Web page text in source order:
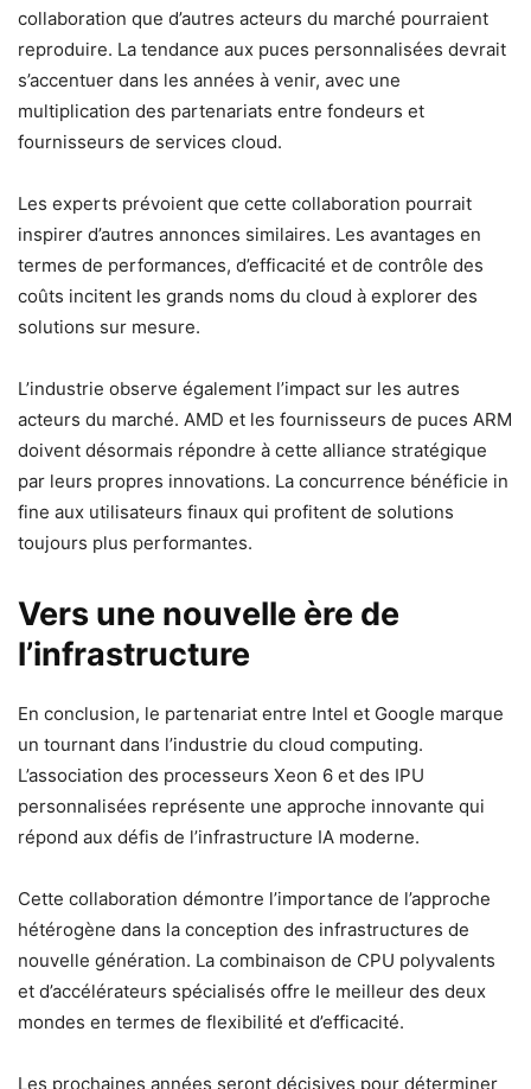
collaboration que d’autres acteurs du marché pourraient
reproduire. La tendance aux puces personnalisées devrait
s’accentuer dans les années à venir, avec une
multiplication des partenariats entre fondeurs et
fournisseurs de services cloud.
Les experts prévoient que cette collaboration pourrait
inspirer d’autres annonces similaires. Les avantages en
termes de performances, d’efficacité et de contrôle des
coûts incitent les grands noms du cloud à explorer des
solutions sur mesure.
L’industrie observe également l’impact sur les autres
acteurs du marché. AMD et les fournisseurs de puces ARM
doivent désormais répondre à cette alliance stratégique
par leurs propres innovations. La concurrence bénéficie in
fine aux utilisateurs finaux qui profitent de solutions
toujours plus performantes.
Vers une nouvelle ère de
l’infrastructure
En conclusion, le partenariat entre Intel et Google marque
un tournant dans l’industrie du cloud computing.
L’association des processeurs Xeon 6 et des IPU
personnalisées représente une approche innovante qui
répond aux défis de l’infrastructure IA moderne.
Cette collaboration démontre l’importance de l’approche
hétérogène dans la conception des infrastructures de
nouvelle génération. La combinaison de CPU polyvalents
et d’accélérateurs spécialisés offre le meilleur des deux
mondes en termes de flexibilité et d’efficacité.
Les prochaines années seront décisives pour déterminer